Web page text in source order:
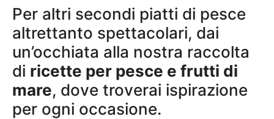
Per altri secondi piatti di pesce
altrettanto spettacolari, dai
un’occhiata alla nostra raccolta
di ricette per pesce e frutti di
mare, dove troverai ispirazione
per ogni occasione.